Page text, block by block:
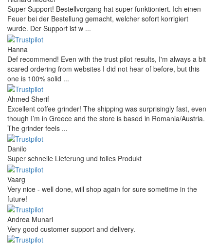
Super Support! Bestellvorgang hat super funktioniert. Ich einen
Feuer bei der Bestellung gemacht, welcher sofort korrigiert
wurde. Der Support ist w ...
Hanna
Def recommend! Even with the trust pilot results, I'm always a bit
scared ordering from websites I did not hear of before, but this
one is 100% solid ...
Ahmed Sherif
Excellent coffee grinder! The shipping was surprisingly fast, even
though I’m in Greece and the store is based in Romania/Austria.
The grinder feels ...
Danilo
Super schnelle Lieferung und tolles Produkt
Vaarg
Very nice - well done, will shop again for sure sometime in the
future!
Andrea Munari
Very good customer support and delivery.